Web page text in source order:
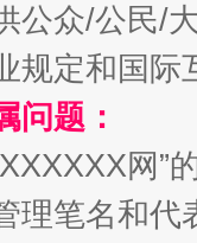
公众/公民/
规定和国
问题：
网”
理笔名和